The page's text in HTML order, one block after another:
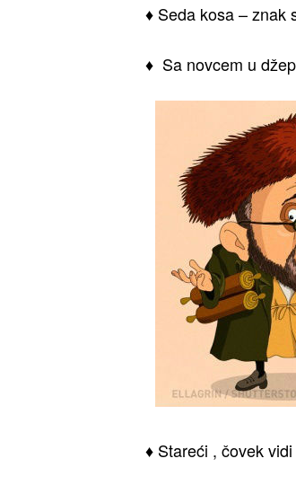
♦ Seda kosa – znak
♦ Sa novcem u
♦ Stareći , čovek